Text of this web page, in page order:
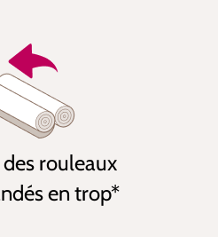
des rouleaux
en trop*